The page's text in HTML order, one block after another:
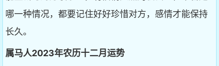
哪一种情况，都要记住好好珍惜对方，感情才能保持
长久。
属马人2023年农历十二月运势